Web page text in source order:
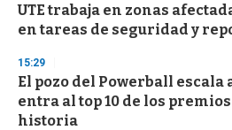
UTE trabaja en zonas
en tareas de seguridad y
15:29
El pozo del Powerball escala
entra al top 10 de los
historia